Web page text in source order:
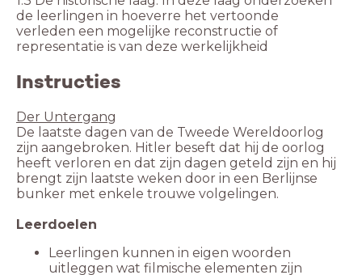
de leerlingen in hoeverre het vertoonde
verleden een mogelijke reconstructie of
representatie is van deze werkelijkheid
Instructies
Der Untergang
De laatste dagen van de Tweede Wereldoorlog
zijn aangebroken. Hitler beseft dat hij de oorlog
heeft verloren en dat zijn dagen geteld zijn en hij
brengt zijn laatste weken door in een Berlijnse
bunker met enkele trouwe volgelingen.
Leerdoelen
Leerlingen kunnen in eigen woorden